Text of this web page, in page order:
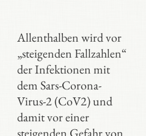
Allenthalben wird vor
„steigenden Fallzahlen“
der Infektionen mit
dem Sars-Corona-
Virus-2 (CoV2) und
damit vor einer